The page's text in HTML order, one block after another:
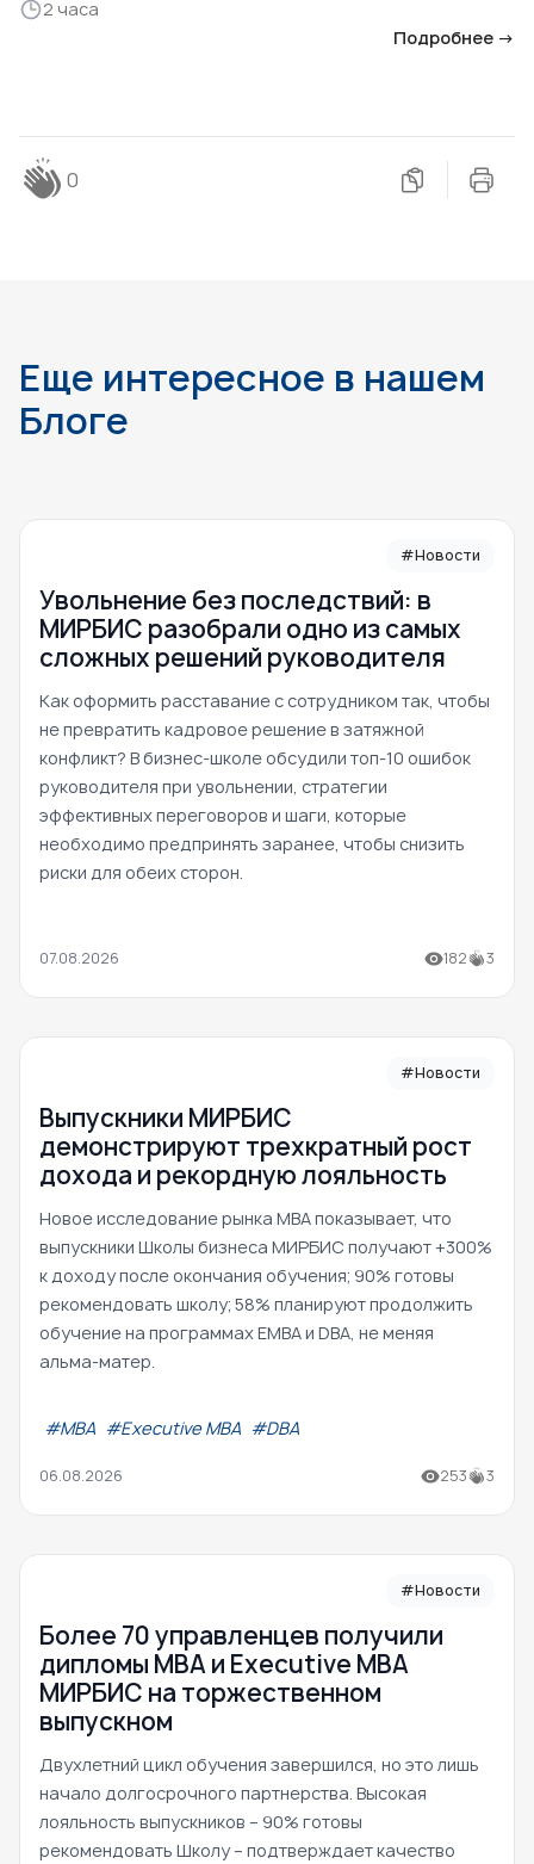
2 часа
Подробнее →
0
Еще интересное в нашем
Блоге
#Новости
Увольнение без последствий: в
МИРБИС разобрали одно из самых
сложных решений руководителя
Как оформить расставание с сотрудником так, чтобы
не превратить кадровое решение в затяжной
конфликт? В бизнес-школе обсудили топ-10 ошибок
руководителя при увольнении, стратегии
эффективных переговоров и шаги, которые
необходимо предпринять заранее, чтобы снизить
риски для обеих сторон.
07.08.2026 182 3
#Новости
Выпускники МИРБИС
демонстрируют трехкратный рост
дохода и рекордную лояльность
Новое исследование рынка MBA показывает, что
выпускники Школы бизнеса МИРБИС получают +300%
к доходу после окончания обучения; 90% готовы
рекомендовать школу; 58% планируют продолжить
обучение на программах EMBA и DBA, не меняя
альма-матер.
#МВА #Executive MBA #DBA
06.08.2026 253 3
#Новости
Более 70 управленцев получили
дипломы MBA и Executive MBA
МИРБИС на торжественном
выпускном
Двухлетний цикл обучения завершился, но это лишь
начало долгосрочного партнерства. Высокая
лояльность выпускников – 90% готовы
рекомендовать Школу – подтверждает качество